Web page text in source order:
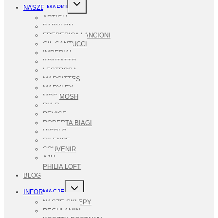
NASZE MARKI
PRZEŁĄCZ
ARTIGLI
BABYLON
FREDERICA LANCIONI
GIL SANTUCCI
IMPERIAL
KONTATTO
LESTROSA
MARGITTES
MARYLEY
MOS MOSH
PIA B
REVISE
ROBERTA BIAGI
VICOLO
SILENCE
SOUVENIR
AJU
PHILIA LOFT
BLOG
INFORMACJE
PRZEŁĄCZ
MENU
PODRZĘDNE
NASZE SKLEPY
REGULAMIN